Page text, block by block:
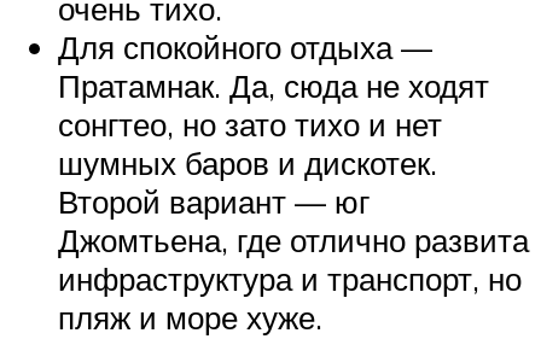
очень тихо.
Для спокойного отдыха —
Пратамнак. Да, сюда не ходят
сонгтео, но зато тихо и нет
шумных баров и дискотек.
Второй вариант — юг
Джомтьена, где отлично развита
инфраструктура и транспорт, но
пляж и море хуже.